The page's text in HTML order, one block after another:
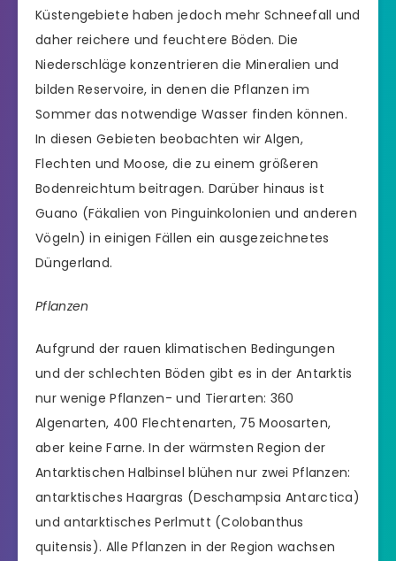
Küstengebiete haben jedoch mehr Schneefall und
daher reichere und feuchtere Böden. Die
Niederschläge konzentrieren die Mineralien und
bilden Reservoire, in denen die Pflanzen im
Sommer das notwendige Wasser finden können.
In diesen Gebieten beobachten wir Algen,
Flechten und Moose, die zu einem größeren
Bodenreichtum beitragen. Darüber hinaus ist
Guano (Fäkalien von Pinguinkolonien und anderen
Vögeln) in einigen Fällen ein ausgezeichnetes
Düngerland.
Pflanzen
Aufgrund der rauen klimatischen Bedingungen
und der schlechten Böden gibt es in der Antarktis
nur wenige Pflanzen- und Tierarten: 360
Algenarten, 400 Flechtenarten, 75 Moosarten,
aber keine Farne. In der wärmsten Region der
Antarktischen Halbinsel blühen nur zwei Pflanzen:
antarktisches Haargras (Deschampsia Antarctica)
und antarktisches Perlmutt (Colobanthus
quitensis). Alle Pflanzen in der Region wachsen